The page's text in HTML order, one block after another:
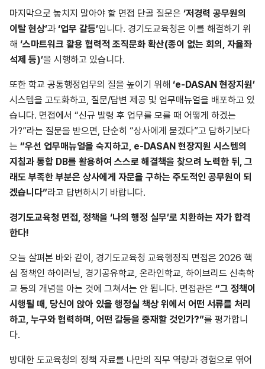
마지막으로 놓치지 말아야 할 면접 단골 질문은 ‘저경력 공무원의
이탈 현상’과‘업무 갈등’입니다. 경기도교육청은 이를 해결하기 위
해 ‘스마트워크 활용 협력적 조직문화 확산(종이 없는 회의, 자율좌
석제 등)’을 시행하고 있습니다.
또한 학교 공통행정업무의 질을 높이기 위해 ‘e-DASAN 현장지원’
시스템을 고도화하고, 질문/답변 제공 및 업무매뉴얼을 배포하고 있
습니다. 면접에서 “신규 발령 후 업무를 모를 때 어떻게 하겠는
가?”라는 질문을 받으면, 단순히 “상사에게 묻겠다”고 답하기보다
는 “우선 업무매뉴얼을 숙지하고, e-DASAN 현장지원 시스템의
지침과 통합 DB를 활용하여 스스로 해결책을 찾으려 노력한 뒤, 그
래도 부족한 부분은 상사에게 자문을 구하는 주도적인 공무원이 되
겠습니다”라고 답변하시기 바랍니다.
경기도교육청 면접, 정책을 ‘나의 행정 실무’로 치환하는 자가 합격
한다!
오늘 살펴본 바와 같이, 경기도교육청 교육행정직 면접은 2026 핵
심 정책인 하이러닝, 경기공유학교, 온라인학교, 하이브리드 신축학
교 등의 개념을 아는 것에 그쳐서는 안 됩니다. 면접관은 “그 정책이
시행될 때, 당신이 앉아 있을 행정실 책상 위에서 어떤 서류를 처리
하고, 누구와 협력하며, 어떤 갈등을 중재할 것인가?”를 평가합니
다.
방대한 도교육청의 정책 자료를 나만의 직무 역량과 경험으로 엮어